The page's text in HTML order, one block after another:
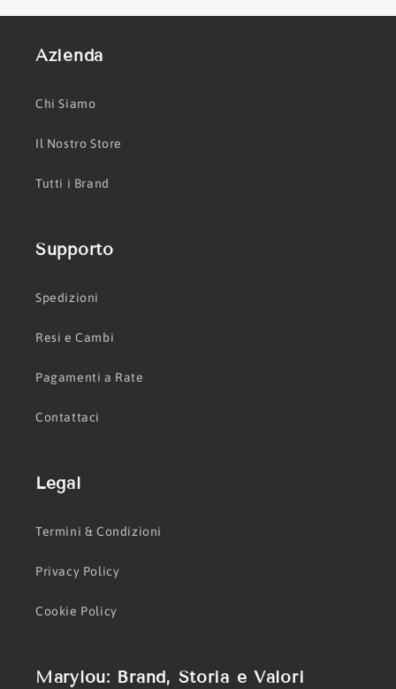
Azienda
Chi Siamo
Il Nostro Store
Tutti i Brand
Supporto
Spedizioni
Resi e Cambi
Pagamenti a Rate
Contattaci
Legal
Termini & Condizioni
Privacy Policy
Cookie Policy
Marylou: Brand, Storia e Valori